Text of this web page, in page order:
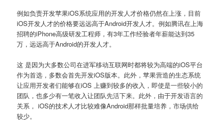
例如负责开发苹果iOS系统应用的开发人才价格仍然在上涨，目前
iOS开发人才的价格要远远高于Android开发人才。例如腾讯在上海
招聘的iPhone高级研发工程师，有3年工作经验者年薪能达到35
万，远远高于Android的开发人才。
这 是因为大多数公司在进军移动互联网时都将较为高端的iOS平台
作为首选，多数会首先开发iOS版本。此外，苹果营造的生态系统
让应用开发者们能够在iOS 上赚到较多的收入，即使是一些较小的
团队，也多少有一笔收入让团队先活下来。此外，由于开发语言的
关系， iOS的技术人才比较难像Android那样批量培养，市场供给
较少。